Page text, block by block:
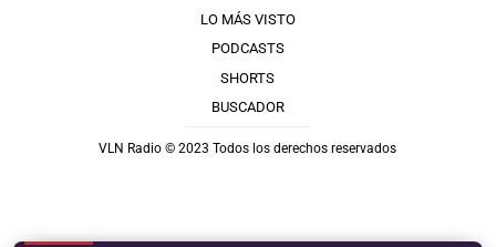
LO MÁS VISTO
PODCASTS
SHORTS
BUSCADOR
VLN Radio © 2023 Todos los derechos reservados